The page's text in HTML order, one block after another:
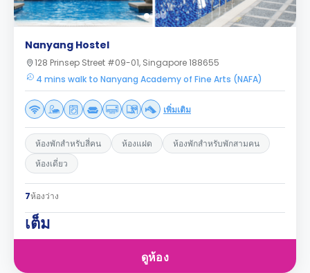
Nanyang Hostel
128 Prinsep Street #09-01, Singapore 188655
4 mins walk to Nanyang Academy of Fine Arts (NAFA)
เพิ่มเติม
ห้องพักสำหรับสี่คน ห้องแฝด
ห้องพักสำหรับพักสามคน
ห้องเดี่ยว
7ห้องว่าง
เต็ม
ดูห้อง